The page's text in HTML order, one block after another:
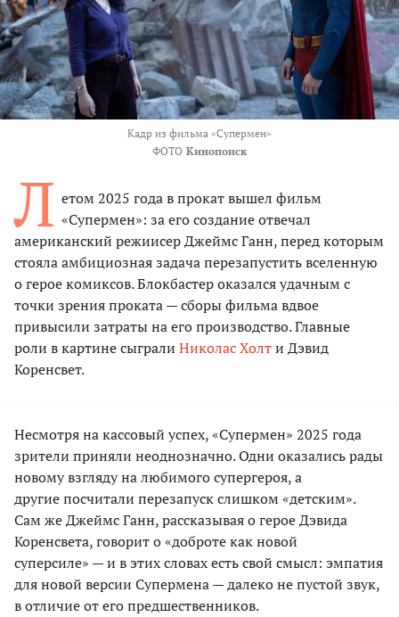
Кадр из фильма «Супермен»
ФОТО Кинопоиск
Л етом 2025 года в прокат вышел фильм
«Супермен»: за его создание отвечал
американский режиисер Джеймс Ганн, перед которым
стояла амбициозная задача перезапустить вселенную
о герое комиксов. Блокбастер оказался удачным с
точки зрения проката — сборы фильма вдвое
привысили затраты на его производство. Главные
роли в картине сыграли Николас Холти Дэвид
Коренсвет.
Несмотря на кассовый успех, «Супермен» 2025 года
зрители приняли неоднозначно. Одни оказались рады
новому взгляду на любимого супергероя, а
другие посчитали перезапуск слишком «детским».
Сам же Джеймс Ганн, рассказывая о герое Дэвида
Коренсвета, говорит о «доброте как новой
суперсиле» — и в этих словах есть свой смысл: эмпатия
для новой версии Супермена — далеко не пустой звук,
в отличие от его предшественников.